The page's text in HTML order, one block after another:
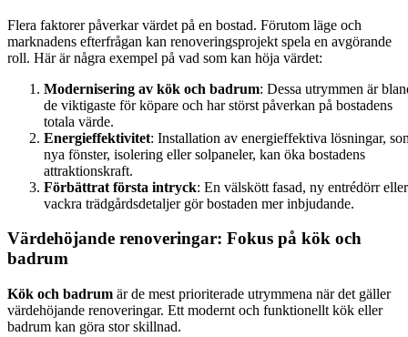
Flera faktorer påverkar värdet på en bostad. Förutom läge och
marknadens efterfrågan kan renoveringsprojekt spela en avgörande
roll. Här är några exempel på vad som kan höja värdet:
Modernisering av kök och badrum: Dessa utrymmen är
de viktigaste för köpare och har störst påverkan på bostadens
totala värde.
Energieffektivitet: Installation av energieffektiva lösningar,
nya fönster, isolering eller solpaneler, kan öka bostadens
attraktionskraft.
Förbättrat första intryck: En välskött fasad, ny entrédörr eller
vackra trädgårdsdetaljer gör bostaden mer inbjudande.
Värdehöjande renoveringar: Fokus på kök och
badrum
Kök och badrum är de mest prioriterade utrymmena när det gäller
värdehöjande renoveringar. Ett modernt och funktionellt kök eller
badrum kan göra stor skillnad.